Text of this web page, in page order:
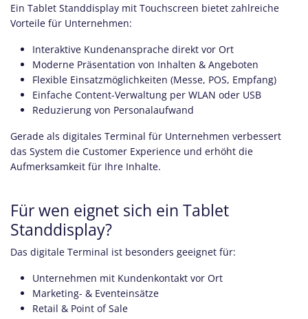
Ein Tablet Standdisplay mit Touchscreen bietet zahlreiche
Vorteile für Unternehmen:
Interaktive Kundenansprache direkt vor Ort
Moderne Präsentation von Inhalten & Angeboten
Flexible Einsatzmöglichkeiten (Messe, POS, Empfang)
Einfache Content-Verwaltung per WLAN oder USB
Reduzierung von Personalaufwand
Gerade als digitales Terminal für Unternehmen verbessert
das System die Customer Experience und erhöht die
Aufmerksamkeit für Ihre Inhalte.
Für wen eignet sich ein Tablet
Standdisplay?
Das digitale Terminal ist besonders geeignet für:
Unternehmen mit Kundenkontakt vor Ort
Marketing- & Eventeinsätze
Retail & Point of Sale